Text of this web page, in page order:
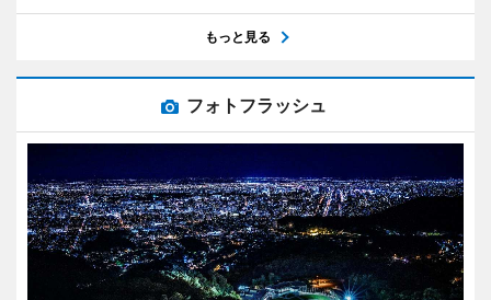
もっと見る
フォトフラッシュ